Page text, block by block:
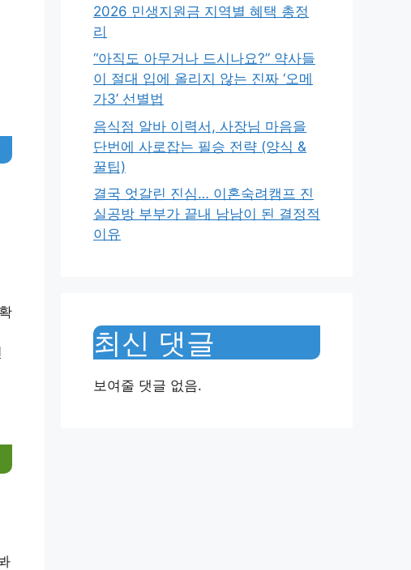
2026 민생지원금 지역별 혜택 총정
리
“아직도 아무거나 드시나요?” 약사들
이 절대 입에 올리지 않는 진짜 ‘오메
가3’ 선별법
음식점 알바 이력서, 사장님 마음을
단번에 사로잡는 필승 전략 (양식 &
꿀팁)
결국 엇갈린 진심… 이혼숙려캠프 진
실공방 부부가 끝내 남남이 된 결정적
이유
최신 댓글
보여줄 댓글 없음.